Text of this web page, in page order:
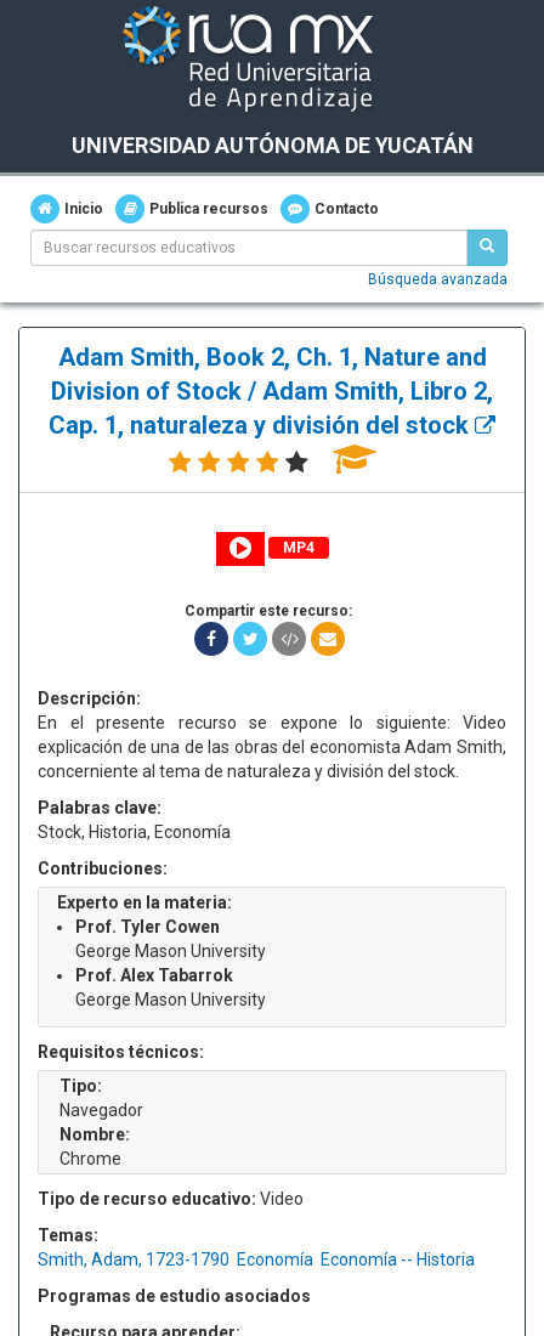
UNIVERSIDAD AUTÓNOMA DE YUCATÁN
Inicio Publica recursos Contacto
Búsqueda avanzada
Adam Smith, Book 2, Ch. 1, Nature and
Division of Stock / Adam Smith, Libro 2,
Cap. 1, naturaleza y división del stock
MP4
Compartir este recurso:
Descripción:
En el presente recurso se expone lo siguiente: Video
explicación de una de las obras del economista Adam Smith,
concerniente al tema de naturaleza y división del stock.
Palabras clave:
Stock, Historia, Economía
Contribuciones:
Experto en la materia:
Prof. Tyler Cowen
George Mason University
Prof. Alex Tabarrok
George Mason University
Requisitos técnicos:
Tipo:
Navegador
Nombre:
Chrome
Tipo de recurso educativo: Video
Temas:
Smith, Adam, 1723-1790 Economía Economía -- Historia
Programas de estudio asociados